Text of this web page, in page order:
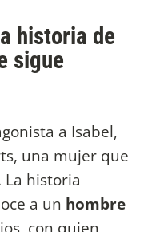
historia de
sigue
a Isabel,
una mujer que
historia
a un hombre
con quien